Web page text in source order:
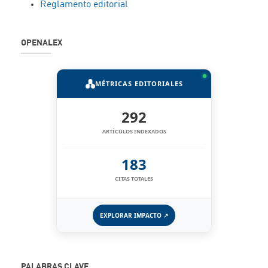
Reglamento editorial
OPENALEX
MÉTRICAS EDITORIALES
292
ARTÍCULOS INDEXADOS
183
CITAS TOTALES
EXPLORAR IMPACTO ↗